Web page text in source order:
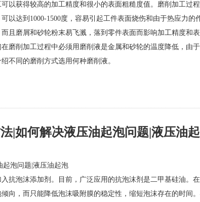
以获得较高的加工精度和很小的表面粗糙度值。磨削加工过
以达到1000-1500度，容易引起工件表面烧伤和由于热应力的
且磨屑和砂轮粉末易飞溅，落到零件表面而影响加工精度和
磨削加工过程中必须用磨削液是金属和砂轮的温度降低，由
不同的磨削方式选用何种磨削液。
|如何解决液压油起泡问题|液压油
起泡问题|液压油起泡
抗泡沫添加剂。目前，广泛应用的抗泡沫剂是二甲基硅油。
向，而只能降低泡沫吸附膜的稳定性，缩短泡沫存在的时间